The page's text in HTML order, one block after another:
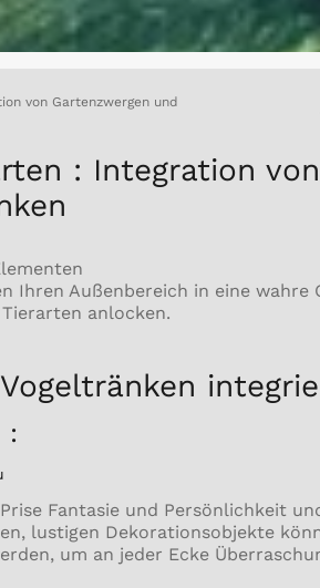
von Gartenzwergen und
: Integration von
Ihren Außenbereich in eine wahre
anlocken.
:
Fantasie und Persönlichkeit
lustigen Dekorationsobjekte
um an jeder Ecke